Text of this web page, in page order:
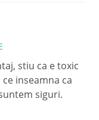
stiu ca e toxic
inseamna ca
siguri.